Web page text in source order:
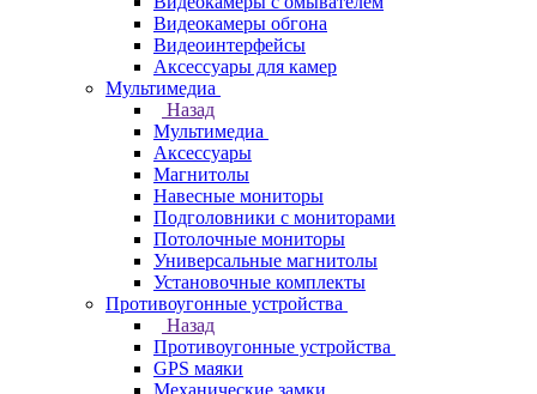
Видеокамеры обгона
Видеоинтерфейсы
Аксессуары для камер
Мультимедиа
Назад
Мультимедиа
Аксессуары
Магнитолы
Навесные мониторы
Подголовники с мониторами
Потолочные мониторы
Универсальные магнитолы
Установочные комплекты
Противоугонные устройства
Назад
Противоугонные устройства
GPS маяки
Механические замки